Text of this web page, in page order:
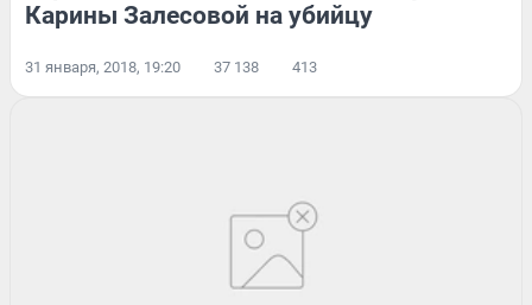
Карины Залесовой на убийцу
31 января, 2018, 19:20 37 138 413